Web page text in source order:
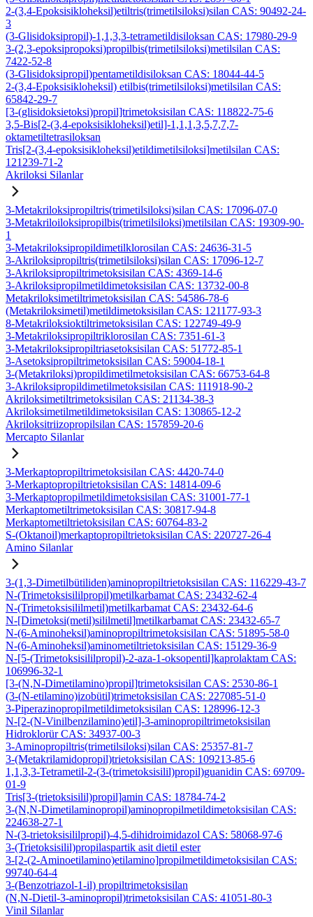
2-(3,4-Epoksisikloheksil)etiltris(trimetilsiloksi)silan CAS: 90492-24-
3
(3-Glisidoksipropil)-1,1,3,3-tetrametildisiloksan CAS: 17980-29-9
3-(2,3-epoksipropoksi)propilbis(trimetilsiloksi)metilsilan CAS:
7422-52-8
(3-Glisidoksipropil)pentametildisiloksan CAS: 18044-44-5
2-(3,4-Epoksisikloheksil) etilbis(trimetilsiloksi)metilsilan CAS:
65842-29-7
[3-(glisidoksietoksi)propil]trimetoksisilan CAS: 118822-75-6
3,5-Bis[2-(3,4-epoksisikloheksil)etil]-1,1,1,3,5,7,7,7-
oktametiltetrasiloksan
Tris[2-(3,4-epoksisikloheksil)etildimetilsiloksi]metilsilan CAS:
121239-71-2
Akriloksi Silanlar
3-Metakriloksipropiltris(trimetilsiloksi)silan CAS: 17096-07-0
3-Metakriloiloksipropilbis(trimetilsiloksi)metilsilan CAS: 19309-90-
1
3-Metakriloksipropildimetilklorosilan CAS: 24636-31-5
3-Akriloksipropiltris(trimetilsiloksi)silan CAS: 17096-12-7
3-Akriloksipropiltrimetoksisilan CAS: 4369-14-6
3-Akriloksipropilmetildimetoksisilan CAS: 13732-00-8
Metakriloksimetiltrimetoksisilan CAS: 54586-78-6
(Metakriloksimetil)metildimetoksisilan CAS: 121177-93-3
8-Metakriloksioktiltrimetoksisilan CAS: 122749-49-9
3-Metakriloksipropiltriklorosilan CAS: 7351-61-3
3-Metakriloksipropiltriasetoksisilan CAS: 51772-85-1
3-Asetoksipropiltrimetoksisilan CAS: 59004-18-1
3-(Metakriloksi)propildimetilmetoksisilan CAS: 66753-64-8
3-Akriloksipropildimetilmetoksisilan CAS: 111918-90-2
Akriloksimetiltrimetoksisilan CAS: 21134-38-3
Akriloksimetilmetildimetoksisilan CAS: 130865-12-2
Akriloksitriizopropilsilan CAS: 157859-20-6
Mercapto Silanlar
3-Merkaptopropiltrimetoksisilan CAS: 4420-74-0
3-Merkaptopropiltrietoksisilan CAS: 14814-09-6
3-Merkaptopropilmetildimetoksisilan CAS: 31001-77-1
Merkaptometiltrimetoksisilan CAS: 30817-94-8
Merkaptometiltrietoksisilan CAS: 60764-83-2
S-(Oktanoil)merkaptopropiltrietoksisilan CAS: 220727-26-4
Amino Silanlar
3-(1,3-Dimetilbütiliden)aminopropiltrietoksisilan CAS: 116229-43-7
N-(Trimetoksisililpropil)metilkarbamat CAS: 23432-62-4
N-(Trimetoksisililmetil)metilkarbamat CAS: 23432-64-6
N-[Dimetoksi(metil)sililmetil]metilkarbamat CAS: 23432-65-7
N-(6-Aminoheksil)aminopropiltrimetoksisilan CAS: 51895-58-0
N-(6-Aminoheksil)aminometiltrietoksisilan CAS: 15129-36-9
N-[5-(Trimetoksisililpropil)-2-aza-1-oksopentil]kaprolaktam CAS:
106996-32-1
[3-(N,N-Dimetilamino)propil]trimetoksisilan CAS: 2530-86-1
(3-(N-etilamino)izobütil)trimetoksisilan CAS: 227085-51-0
3-Piperazinopropilmetildimetoksisilan CAS: 128996-12-3
N-[2-(N-Vinilbenzilamino)etil]-3-aminopropiltrimetoksisilan
Hidroklorür CAS: 34937-00-3
3-Aminopropiltris(trimetilsiloksi)silan CAS: 25357-81-7
3-(Metakrilamidopropil)trietoksisilan CAS: 109213-85-6
1,1,3,3-Tetrametil-2-(3-(trimetoksisilil)propil)guanidin CAS: 69709-
01-9
Tris[3-(trietoksisilil)propil]amin CAS: 18784-74-2
3-(N,N-Dimetilaminopropil)aminopropilmetildimetoksisilan CAS:
224638-27-1
N-(3-trietoksisililpropil)-4,5-dihidroimidazol CAS: 58068-97-6
3-(Trietoksisilil)propilaspartik asit dietil ester
3-[2-(2-Aminoetilamino)etilamino]propilmetildimetoksisilan CAS:
99740-64-4
3-(Benzotriazol-1-il) propiltrimetoksisilan
(N,N-Dietil-3-aminopropil)trimetoksisilan CAS: 41051-80-3
Vinil Silanlar